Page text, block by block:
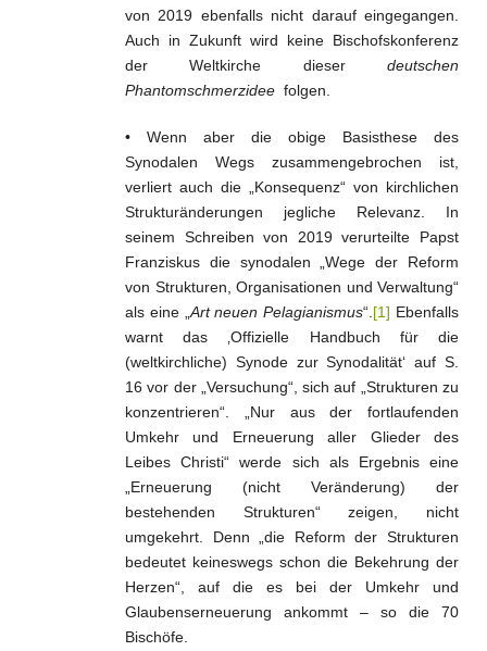
von 2019 ebenfalls nicht darauf eingegangen.
Auch in Zukunft wird keine Bischofskonferenz
der Weltkirche dieser deutschen
Phantomschmerzidee folgen.
• Wenn aber die obige Basisthese des
Synodalen Wegs zusammengebrochen ist,
verliert auch die „Konsequenz“ von kirchlichen
Strukturänderungen jegliche Relevanz. In
seinem Schreiben von 2019 verurteilte Papst
Franziskus die synodalen „Wege der Reform
von Strukturen, Organisationen und Verwaltung“
als eine „ Art neuen Pelagianismus“. [1] Ebenfalls
warnt das ‚Offizielle Handbuch für die
(weltkirchliche) Synode zur Synodalität‘ auf S.
16 vor der „Versuchung“, sich auf „Strukturen zu
konzentrieren“. „Nur aus der fortlaufenden
Umkehr und Erneuerung aller Glieder des
Leibes Christi“ werde sich als Ergebnis eine
„Erneuerung (nicht Veränderung) der
bestehenden Strukturen“ zeigen, nicht
umgekehrt. Denn „die Reform der Strukturen
bedeutet keineswegs schon die Bekehrung der
Herzen“, auf die es bei der Umkehr und
Glaubenserneuerung ankommt – so die 70
Bischöfe.